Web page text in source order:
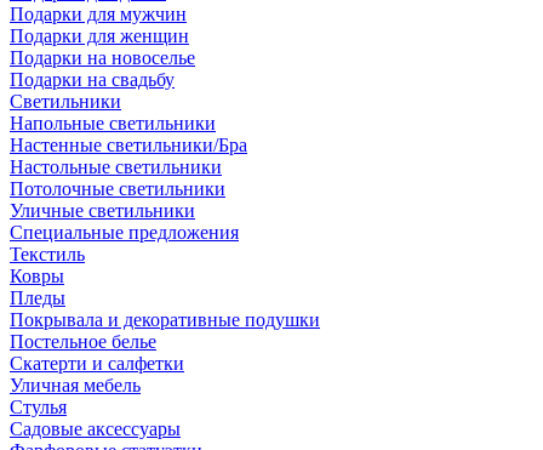
Подарки для мужчин
Подарки для женщин
Подарки на новоселье
Подарки на свадьбу
Светильники
Напольные светильники
Настенные светильники/Бра
Настольные светильники
Потолочные светильники
Уличные светильники
Специальные предложения
Текстиль
Ковры
Пледы
Покрывала и декоративные подушки
Постельное белье
Скатерти и салфетки
Уличная мебель
Стулья
Садовые аксессуары